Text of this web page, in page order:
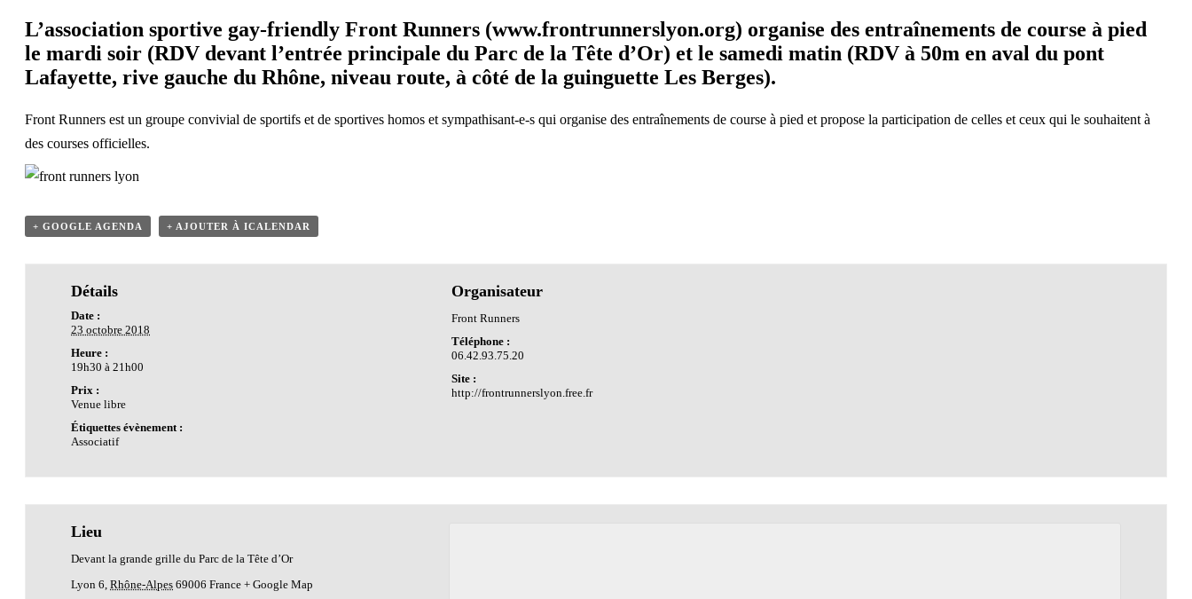
L’association sportive gay-friendly Front Runners (www.frontrunnerslyon.org) organise des entraînements de course à pied
le mardi soir (RDV devant l’entrée principale du Parc de la Tête d’Or) et le samedi matin (RDV à 50m en aval du pont
Lafayette, rive gauche du Rhône, niveau route, à côté de la guinguette Les Berges).
Front Runners est un groupe convivial de sportifs et de sportives homos et sympathisant-e-s qui organise des entraînements de course à pied et propose la participation de celles et ceux qui le souhaitent à
des courses officielles.
+ GOOGLE AGENDA + AJOUTER À ICALENDAR
Détails
Date :
23 octobre 2018
Heure :
19h30 à 21h00
Prix :
Venue libre
Étiquettes évènement :
Associatif
Organisateur
Front Runners
Téléphone :
06.42.93.75.20
Site :
http://frontrunnerslyon.free.fr
Lieu
Devant la grande grille du Parc de la Tête d’Or
Lyon 6 Rhône-Alpes 69006 France + Google Map